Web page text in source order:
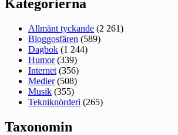
Kategorierna
Allmänt tyckande (2 261)
Bloggosfären (589)
Dagbok (1 244)
Humor(339)
Internet (356)
Medier(508)
Musik (355)
Tekniknörderi (265)
Taxonomin